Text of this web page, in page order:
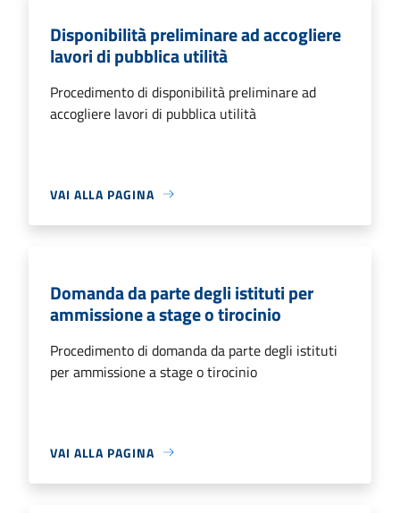
Disponibilità preliminare ad accogliere
lavori di pubblica utilità
Procedimento di disponibilità preliminare ad
accogliere lavori di pubblica utilità
VAI ALLA PAGINA
Domanda da parte degli istituti per
ammissione a stage o tirocinio
Procedimento di domanda da parte degli istituti
per ammissione a stage o tirocinio
VAI ALLA PAGINA